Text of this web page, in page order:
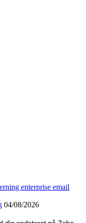
enterprise email
04/08/2026